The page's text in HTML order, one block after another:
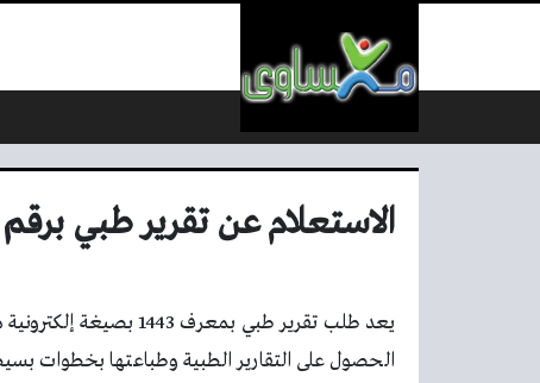
الاستعلام عن تقرير طبي برقم
يعد طلب تقرير طبي
الحصول على التقارير الطبية وطباعتها بخطوات